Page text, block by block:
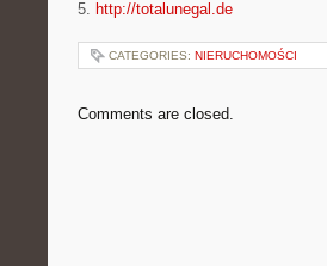
5. http://totalunegal.de
CATEGORIES: NIERUCHOMOŚCI
Comments are closed.